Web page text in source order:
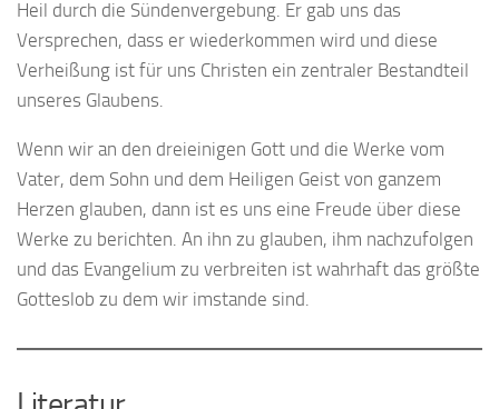
Heil durch die Sündenvergebung. Er gab uns das
Versprechen, dass er wiederkommen wird und diese
Verheißung ist für uns Christen ein zentraler Bestandteil
unseres Glaubens.
Wenn wir an den dreieinigen Gott und die Werke vom
Vater, dem Sohn und dem Heiligen Geist von ganzem
Herzen glauben, dann ist es uns eine Freude über diese
Werke zu berichten. An ihn zu glauben, ihm nachzufolgen
und das Evangelium zu verbreiten ist wahrhaft das größte
Gotteslob zu dem wir imstande sind.